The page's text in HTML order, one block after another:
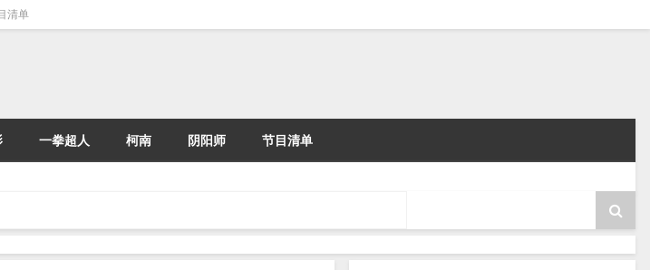
清单
一拳超人 柯南 阴阳师 节目清单